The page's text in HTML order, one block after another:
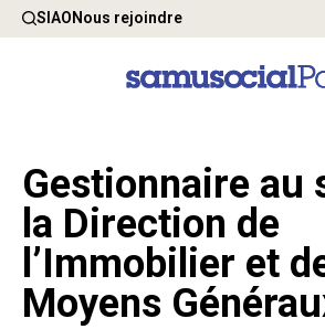
SIAONous rejoindre
Gestionnaire au
la Direction de
l’Immobilier et
Moyens